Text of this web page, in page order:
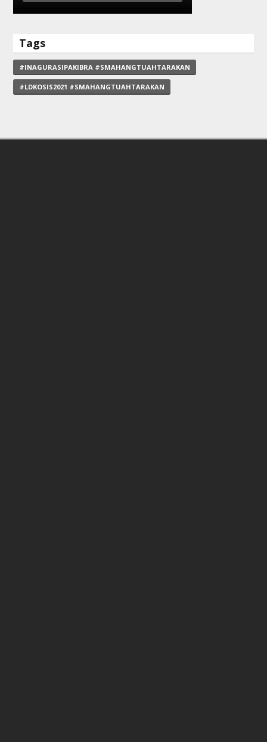
Tags
#INAGURASIPAKIBRA #SMAHANGTUAHTARAKAN
#LDKOSIS2021 #SMAHANGTUAHTARAKAN